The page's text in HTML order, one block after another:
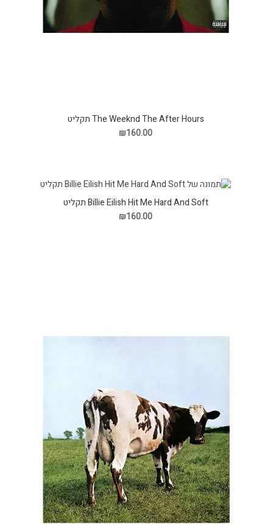
The Weeknd The After Hours תקליט
₪160.00
Billie Eilish Hit Me Hard And Soft תקליט
₪160.00